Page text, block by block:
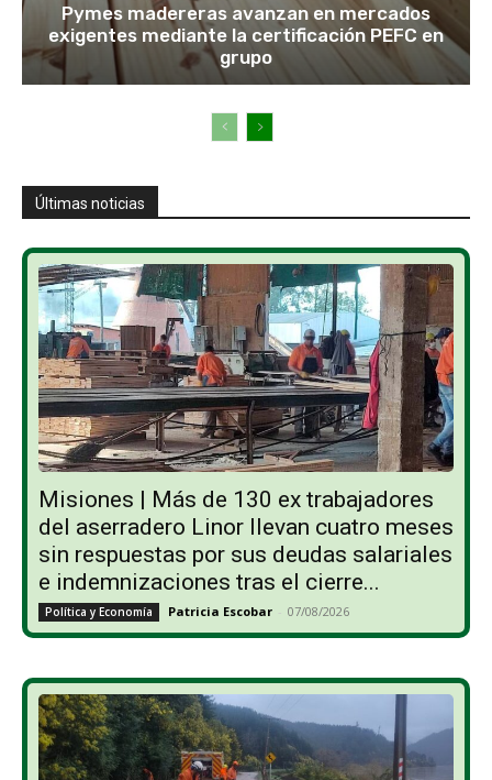
Pymes madereras avanzan en mercados
exigentes mediante la certificación PEFC en
grupo
Últimas noticias
Misiones | Más de 130 ex trabajadores
del aserradero Linor llevan cuatro meses
sin respuestas por sus deudas salariales
e indemnizaciones tras el cierre...
Política y Economía Patricia Escobar - 07/08/2026